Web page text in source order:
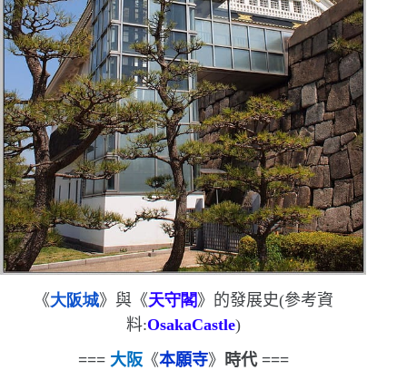
《大阪城》 與《天守閣》的發展史(參考資
料:OsakaCastle)
=== 大阪《本願寺》 時代===